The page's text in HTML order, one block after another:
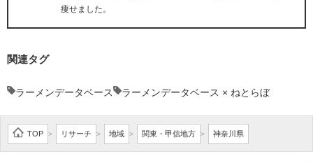
痩せました。
関連タグ
ラーメンデータベース ラーメンデータベース × ねとらぼ
TOP > リサーチ > 地域 > 関東・甲信地方 > 神奈川県